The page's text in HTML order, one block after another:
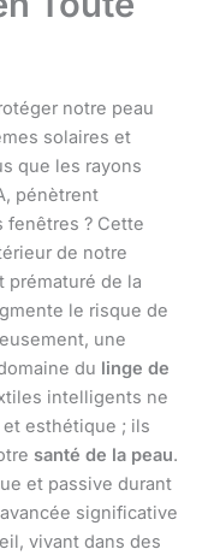
notre peau
solaires et
que les rayons
pénètrent
fenêtres ? Cette
de notre
prématuré de la
le risque de
une
du linge de
intelligents ne
et esthétique ; ils
santé de la peau.
et passive durant
significative
vivant dans des